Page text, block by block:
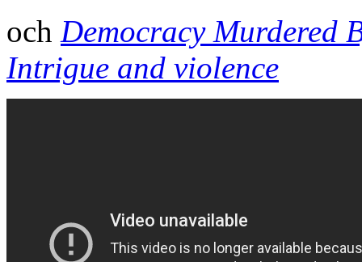
och Democracy Murdered
Intrigue and violence